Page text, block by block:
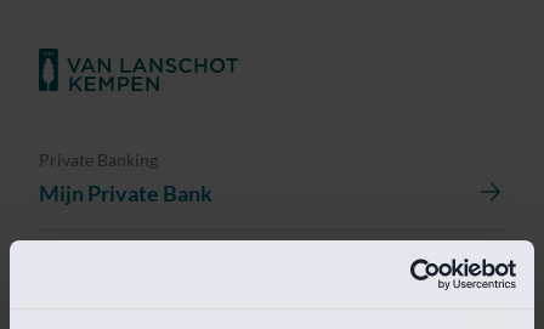
Private Banking
Mijn Private Bank